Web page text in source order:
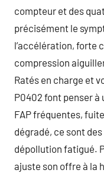
compteur et des
précisément le
l’accélération, forte
compression
Ratés en charge et
P0402 font penser à
FAP fréquentes, fuite
dégradé, ce sont des
dépollution fatigué.
ajuste son offre à la